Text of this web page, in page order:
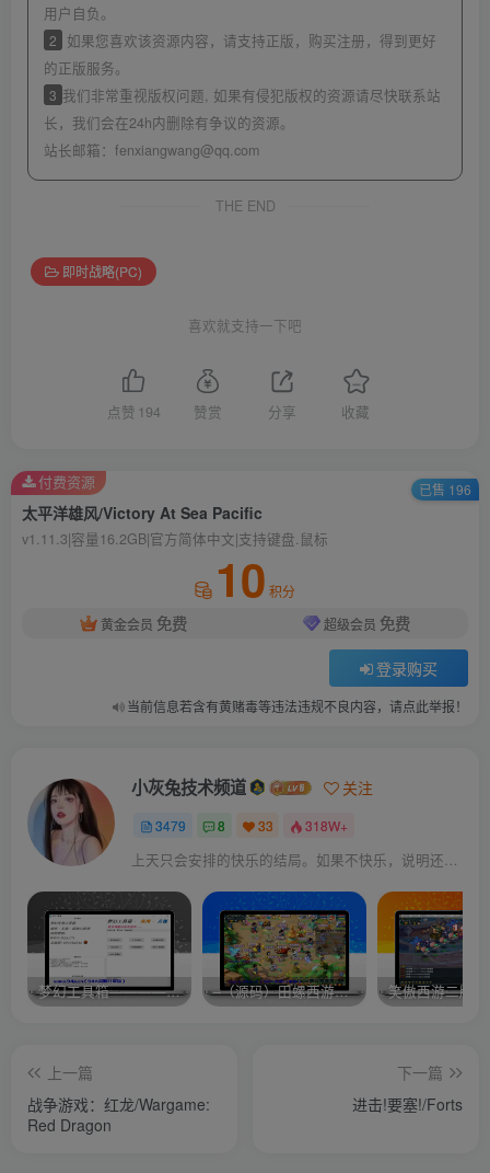
用户自负。
2
如果您喜欢该资源内容，请支持正版，购买注册，得到更好
的正版服务。
3 我们非常重视版权问题, 如果有侵犯版权的资源请尽快联系站
长，我们会在24h内删除有争议的资源。
站长邮箱： fenxiangwang@qq.com
THE END
即时战略(PC)
喜欢就支持一下吧
点赞 194 赞赏 分享 收藏
太平洋雄风/Victory At Sea Pacific
v1.11.3|容量16.2GB|官方简体中文|支持键盘.鼠标
10 积分
黄金会员 免费 超级会员 免费
登录购买
当前信息若含有黄赌毒等违法违规不良内容，请点此举报！
付费资源 已售 196
小灰兔技术频道 关注
3479 8 33 318W+
梦幻工具箱————-免费 –（源码）田螺西游9.0 假人摆摊18门派飞升渡劫化圣助战最新BB谛听…. 笑傲西游二版-
上一篇
战争游戏：红龙/Wargame:
Red Dragon
下一篇
进击!要塞!/Forts